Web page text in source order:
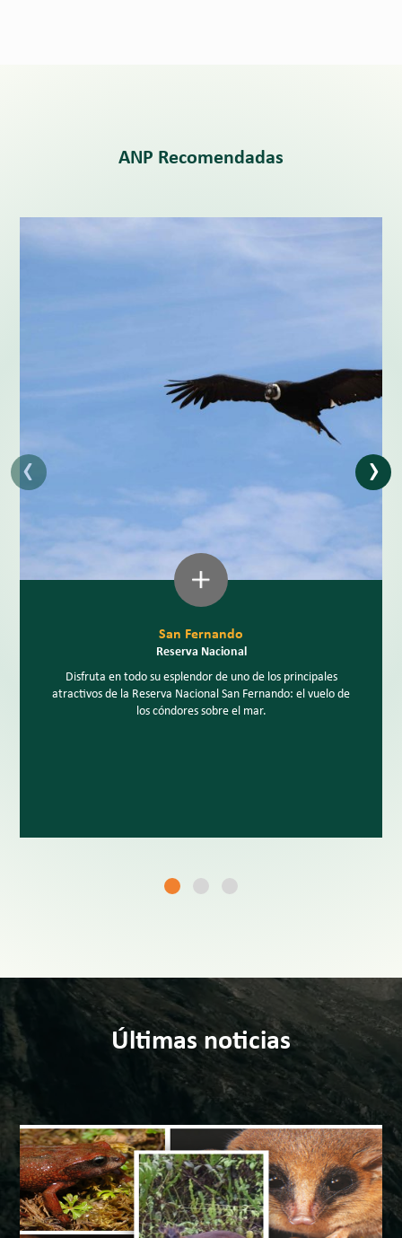
ANP Recomendadas
San Fernando
Reserva Nacional
Disfruta en todo su esplendor de uno de los principales
atractivos de la Reserva Nacional San Fernando: el vuelo de
los cóndores sobre el mar.
‹ ›
Últimas noticias